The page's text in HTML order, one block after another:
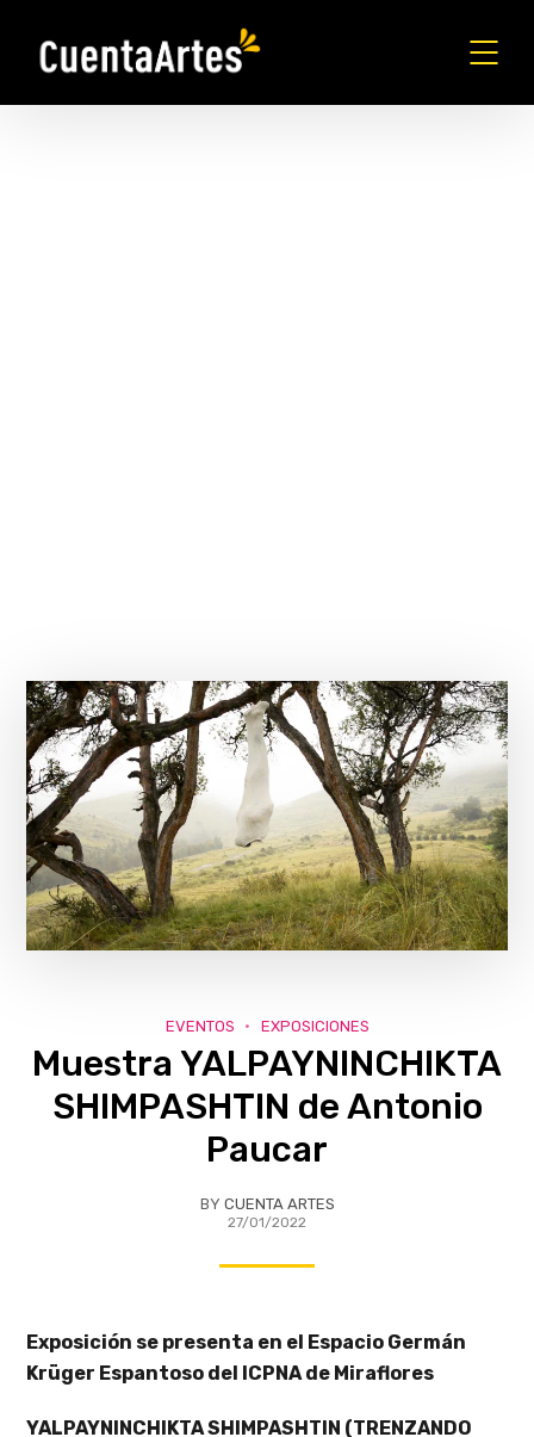
EVENTOS EXPOSICIONES
Muestra YALPAYNINCHIKTA
SHIMPASHTIN de Antonio
Paucar
BY CUENTA ARTES
27/01/2022
Exposición se presenta en el Espacio Germán
Krüger Espantoso del ICPNA de Miraflores
YALPAYNINCHIKTA SHIMPASHTIN (TRENZANDO